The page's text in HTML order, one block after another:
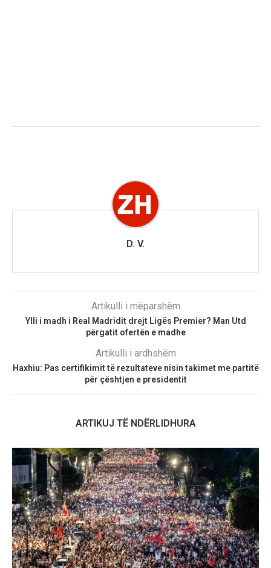
D. V.
Artikulli i mëparshëm
Ylli i madh i Real Madridit drejt Ligës Premier? Man Utd
përgatit ofertën e madhe
Artikulli i ardhshëm
Haxhiu: Pas certifikimit të rezultateve nisin takimet me partitë
për çështjen e presidentit
ARTIKUJ TË NDËRLIDHURA